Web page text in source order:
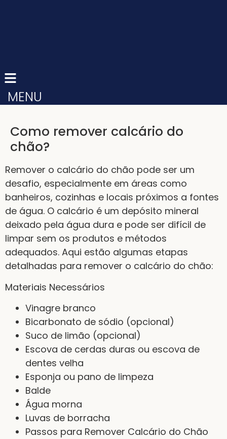
MENU
Como remover calcário do
chão?
Remover o calcário do chão pode ser um
desafio, especialmente em áreas como
banheiros, cozinhas e locais próximos a fontes
de água. O calcário é um depósito mineral
deixado pela água dura e pode ser difícil de
limpar sem os produtos e métodos
adequados. Aqui estão algumas etapas
detalhadas para remover o calcário do chão:
Materiais Necessários
Vinagre branco
Bicarbonato de sódio (opcional)
Suco de limão (opcional)
Escova de cerdas duras ou escova de
dentes velha
Esponja ou pano de limpeza
Balde
Água morna
Luvas de borracha
Passos para Remover Calcário do Chão